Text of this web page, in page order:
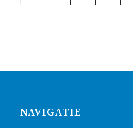
NAVIGATIE